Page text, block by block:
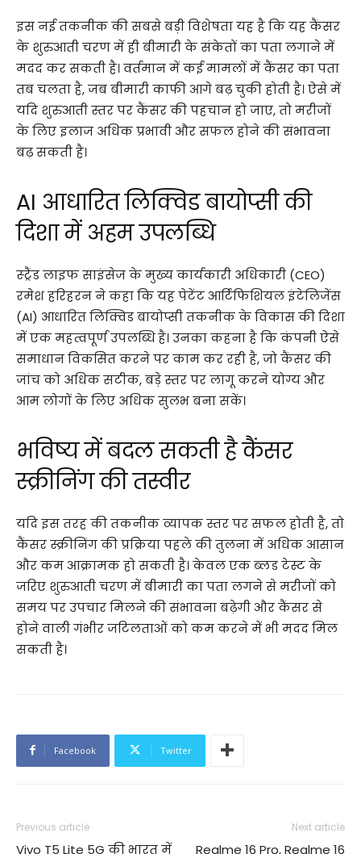
इस नई तकनीक की सबसे बड़ी विशेषता यह है कि यह कैंसर
के शुरुआती चरण में ही बीमारी के संकेतों का पता लगाने में
मदद कर सकती है। वर्तमान में कई मामलों में कैंसर का पता
तब चलता है, जब बीमारी काफी आगे बढ़ चुकी होती है। ऐसे में
यदि शुरुआती स्तर पर कैंसर की पहचान हो जाए, तो मरीजों
के लिए इलाज अधिक प्रभावी और सफल होने की संभावना
बढ़ सकती है।
AI आधारित लिक्विड बायोप्सी की
दिशा में अहम उपलब्धि
स्ट्रैंड लाइफ साइंसेज के मुख्य कार्यकारी अधिकारी (CEO)
रमेश हरिहरन ने कहा कि यह पेटेंट आर्टिफिशियल इंटेलिजेंस
(AI) आधारित लिक्विड बायोप्सी तकनीक के विकास की दिशा
में एक महत्वपूर्ण उपलब्धि है। उनका कहना है कि कंपनी ऐसे
समाधान विकसित करने पर काम कर रही है, जो कैंसर की
जांच को अधिक सटीक, बड़े स्तर पर लागू करने योग्य और
आम लोगों के लिए अधिक सुलभ बना सकें।
भविष्य में बदल सकती है कैंसर
स्क्रीनिंग की तस्वीर
यदि इस तरह की तकनीक व्यापक स्तर पर सफल होती है, तो
कैंसर स्क्रीनिंग की प्रक्रिया पहले की तुलना में अधिक आसान
और कम आक्रामक हो सकती है। केवल एक ब्लड टेस्ट के
जरिए शुरुआती चरण में बीमारी का पता लगने से मरीजों को
समय पर उपचार मिलने की संभावना बढ़ेगी और कैंसर से
होने वाली गंभीर जटिलताओं को कम करने में भी मदद मिल
सकती है।
Facebook Twitter
Previous article
Vivo T5 Lite 5G की भारत में
Next article
Realme 16 Pro, Realme 16